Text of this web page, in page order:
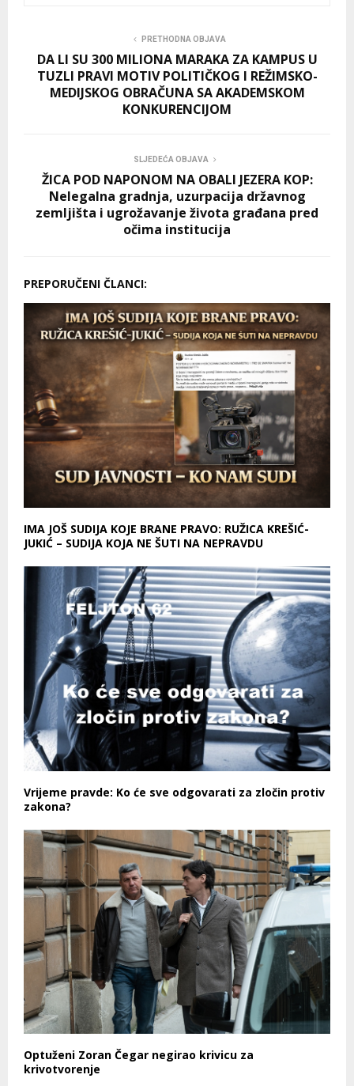
PRETHODNA OBJAVA
DA LI SU 300 MILIONA MARAKA ZA KAMPUS U
TUZLI PRAVI MOTIV POLITIČKOG I REŽIMSKO-
MEDIJSKOG OBRAČUNA SA AKADEMSKOM
KONKURENCIJOM
SLJEDEĆA OBJAVA
ŽICA POD NAPONOM NA OBALI JEZERA KOP:
Nelegalna gradnja, uzurpacija državnog
zemljišta i ugrožavanje života građana pred
očima institucija
PREPORUČENI ČLANCI:
IMA JOŠ SUDIJA KOJE BRANE PRAVO: RUŽICA KREŠIĆ-
JUKIĆ – SUDIJA KOJA NE ŠUTI NA NEPRAVDU
Vrijeme pravde: Ko će sve odgovarati za zločin protiv
zakona?
Optuženi Zoran Čegar negirao krivicu za
krivotvorenje